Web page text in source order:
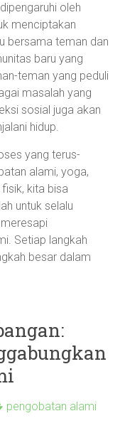
oleh
menciptakan
bersama teman dan
baru yang
teman yang peduli
masalah yang
sosial juga akan
hidup.
yang terus-
alami, yoga,
kita bisa
untuk selalu
Setiap langkah
besar dalam
pengobatan alami